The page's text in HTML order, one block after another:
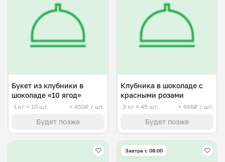
Букет из клубники в
шоколаде «10 ягод»
1 кг ≈ 10 шт. ≈ 450₽ / шт.
Будет позже
Клубника в шоколаде с
красными розами
3 кг ≈ 45 шт. ≈ 666₽ / шт.
Будет позже
Завтра c 08:00